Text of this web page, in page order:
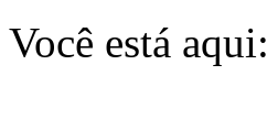
Você está aqui: